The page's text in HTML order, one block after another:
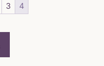
3 4